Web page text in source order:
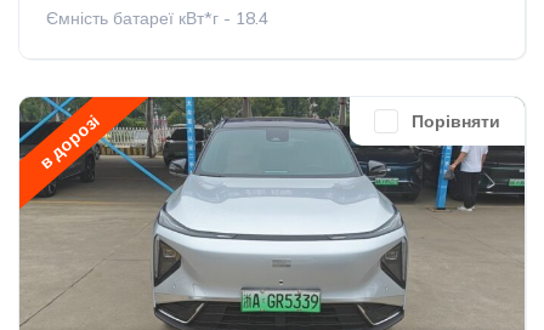
Ємність батареї кВт*г - 18.4
Порівняти
в дорозі